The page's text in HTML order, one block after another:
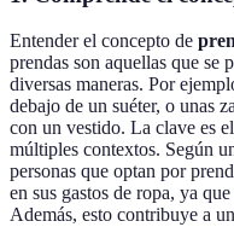
Entender el concepto de
prendas son aquellas que se
diversas maneras. Por
debajo de un suéter, o unas
con un vestido. La clave es
múltiples contextos. Según
personas que optan por
en sus gastos de ropa, ya
Además, esto contribuye a